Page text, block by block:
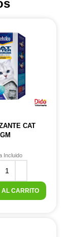
CAT
Incluido
CARRITO